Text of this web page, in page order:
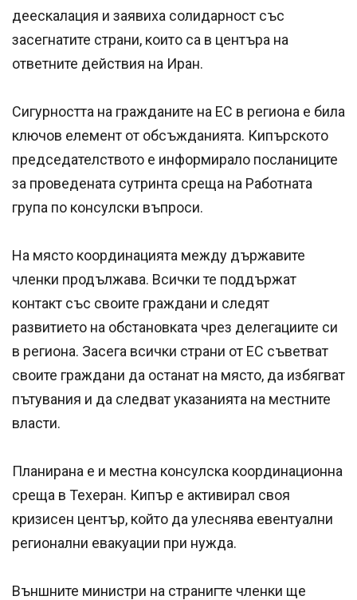
деескалация и заявиха солидарност със
засегнатите страни, които са в центъра на
ответните действия на Иран.
Сигурността на гражданите на ЕС в региона е била
ключов елемент от обсъжданията. Кипърското
председателството е информирало посланиците
за проведената сутринта среща на Работната
група по консулски въпроси.
На място координацията между държавите
членки продължава. Всички те поддържат
контакт със своите граждани и следят
развитието на обстановката чрез делегациите си
в региона. Засега всички страни от ЕС съветват
своите граждани да останат на място, да избягват
пътувания и да следват указанията на местните
власти.
Планирана е и местна консулска координационна
среща в Техеран. Кипър е активирал своя
кризисен център, който да улеснява евентуални
регионални евакуации при нужда.
Външните министри на странигте членки ще